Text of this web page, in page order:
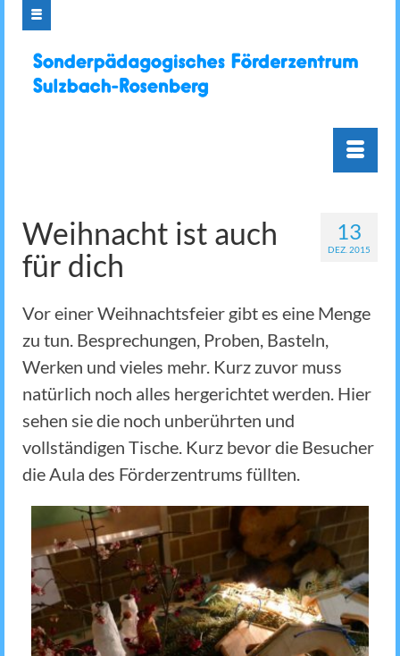
13
DEZ. 2015
Weihnacht ist auch
für dich
Vor einer Weihnachtsfeier gibt es eine Menge
zu tun. Besprechungen, Proben, Basteln,
Werken und vieles mehr. Kurz zuvor muss
natürlich noch alles hergerichtet werden. Hier
sehen sie die noch unberührten und
vollständigen Tische. Kurz bevor die Besucher
die Aula des Förderzentrums füllten.